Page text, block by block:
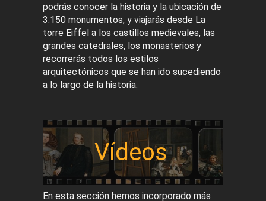
podrás conocer la historia y la ubicación de
3.150 monumentos, y viajarás desde La
torre Eiffel a los castillos medievales, las
grandes catedrales, los monasterios y
recorrerás todos los estilos
arquitectónicos que se han ido sucediendo
a lo largo de la historia.
Vídeos
En esta sección hemos incorporado más